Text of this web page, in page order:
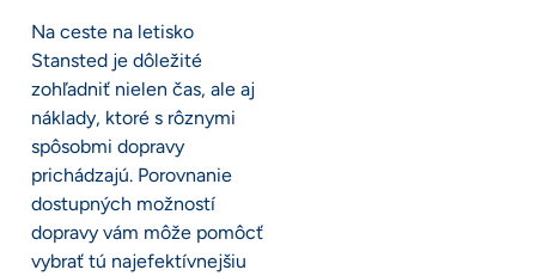
Na ceste na letisko
Stansted je dôležité
zohľadniť nielen čas, ale aj
náklady, ktoré s rôznymi
spôsobmi dopravy
prichádzajú. Porovnanie
dostupných možností
dopravy vám môže pomôcť
vybrať tú najefektívnejšiu